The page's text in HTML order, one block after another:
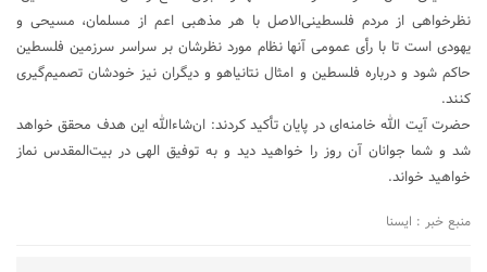
نظرخواهی از مردم فلسطینی‌الاصل با هر مذهبی اعم از مسلمان، مسیحی و
یهودی است تا با رأی عمومی آنها نظام مورد نظرشان بر سراسر سرزمین فلسطین
حاکم شود و درباره فلسطین و امثال نتانیاهو و دیگران نیز خودشان تصمیم‌گیری
کنند.
حضرت آیت الله خامنه‌ای در پایان تأکید کردند: ان‌شاءالله این هدف محقق خواهد
شد و شما جوانان آن روز را خواهید دید و به توفیق الهی در بیت‌المقدس نماز
خواهید خواند.
منبع خبر : ایسنا